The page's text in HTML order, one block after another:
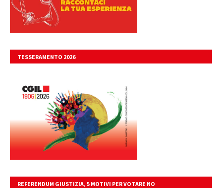
TESSERAMENTO 2026
REFERENDUM GIUSTIZIA, 5 MOTIVI PER VOTARE NO